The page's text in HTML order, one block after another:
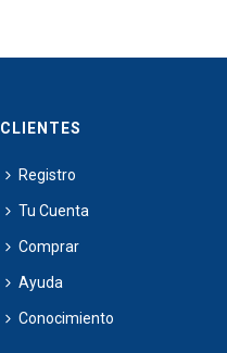
CLIENTES
Registro
Tu Cuenta
Comprar
Ayuda
Conocimiento